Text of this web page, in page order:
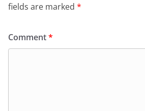
fields are marked *
Comment*